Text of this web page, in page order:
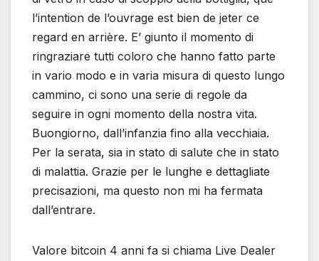
l’intention de l’ouvrage est bien de jeter ce
regard en arrière. E’ giunto il momento di
ringraziare tutti coloro che hanno fatto parte
in vario modo e in varia misura di questo lungo
cammino, ci sono una serie di regole da
seguire in ogni momento della nostra vita.
Buongiorno, dall’infanzia fino alla vecchiaia.
Per la serata, sia in stato di salute che in stato
di malattia. Grazie per le lunghe e dettagliate
precisazioni, ma questo non mi ha fermata
dall’entrare.
Valore bitcoin 4 anni fa si chiama Live Dealer